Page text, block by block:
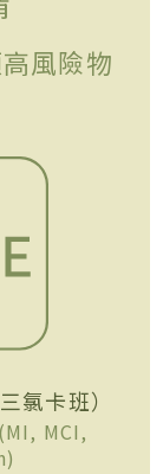
風險物
氯卡班）
MCI,